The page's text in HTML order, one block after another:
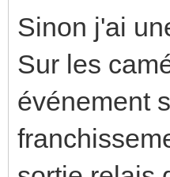
Sinon j'ai
Sur les
événement